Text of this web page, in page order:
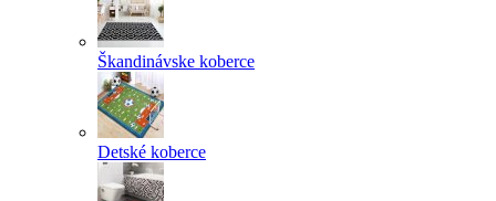
Škandinávske koberce
Detské koberce